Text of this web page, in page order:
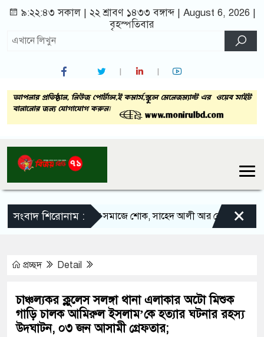
৯:২২:৪৪ সকাল| ২২ শ্রাবণ ১৪৩৩ বঙ্গাব্দ | August 6, 2026 |
বৃহস্পতিবার
সংবাদ শিরোনাম :
সলঙ্গার সাংবাদিক সমাজে শোক, সাহেদ আলী আর নেই সলঙ্গা
×
প্রচ্ছদ Detail
চাঞ্চল্যকর ক্লুলেস সলঙ্গা থানা এলাকার অটো মিশুক
গাড়ি চালক আমিরুল ইসলাম’কে হত্যার ঘটনার রহস্য
উদ্ঘাটন, ০৩ জন আসামী গ্রেফতার;